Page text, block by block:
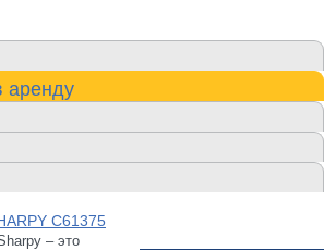
аренду
C61375
– это